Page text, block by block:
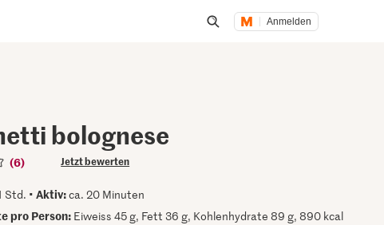
Anmelden
bolognese
(6) Jetzt bewerten
Std. •Aktiv:ca. 20 Minuten
pro Person: Eiweiss 45 g, Fett 36 g, Kohlenhydrate 89 g, 890 kcal